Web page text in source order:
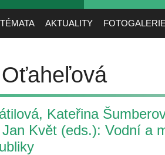
TÉMATA AKTUALITY
Kateřina
Květ (eds.): Vodní a